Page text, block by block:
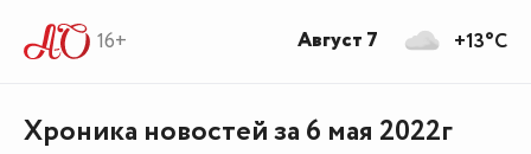
16+
Хроника новостей за 6 мая 2022г
+13°C
Август 7